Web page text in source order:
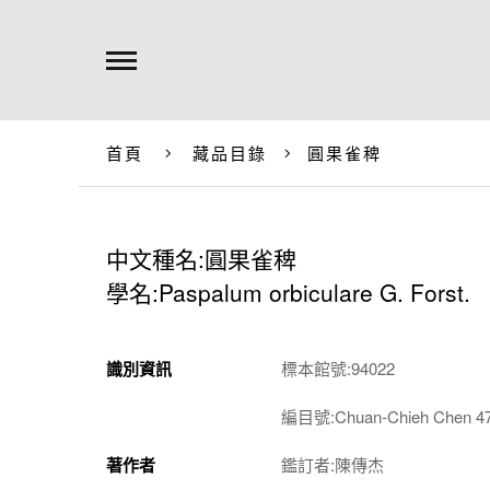
首頁 藏品目錄 圓果雀稗
中文種名:圓果雀稗
學名:Paspalum orbiculare G. Forst.
識別資訊 標本館號:94022
編目號:Chuan-Chieh Chen
著作者 鑑訂者:陳傳杰